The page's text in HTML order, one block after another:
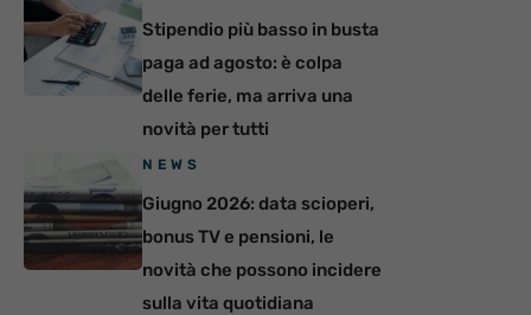
Stipendio più basso in busta
paga ad agosto: è colpa
delle ferie, ma arriva una
novità per tutti
NEWS
Giugno 2026: data scioperi,
bonus TV e pensioni, le
novità che possono incidere
sulla vita quotidiana